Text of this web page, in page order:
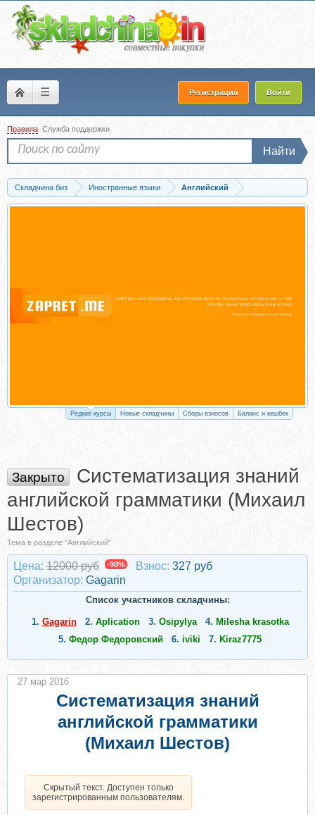
☰ Регистрация Войти
Правила Служба поддержки
Найти
Складчина биз Иностранные языки
Английский
Скачать Систематизация знаний английской грамматики (Михаил Шестов)
Редкие курсы Новые складчины Сборы взносов Баланс и кешбек
Закрыто
Систематизация знаний
английской грамматики (Михаил
Шестов)
Тема в разделе "Английский"
Цена: 12000 руб -98% Взнос: 327 руб
Организатор: Gagarin
Список участников складчины:
1. Gagarin 2. Aplication 3. Osipylya 4. Milesha krasotka
5. Федор Федоровский 6. iviki 7. Kiraz7775
Систематизация знаний
английской грамматики
(Михаил Шестов)
Скрытый текст. Доступен только
зарегистрированным пользователям.
27 мар 2016